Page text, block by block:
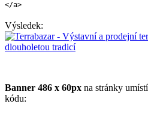
</a>
Výsledek:
Banner 486 x 60px na stránky
kódu: